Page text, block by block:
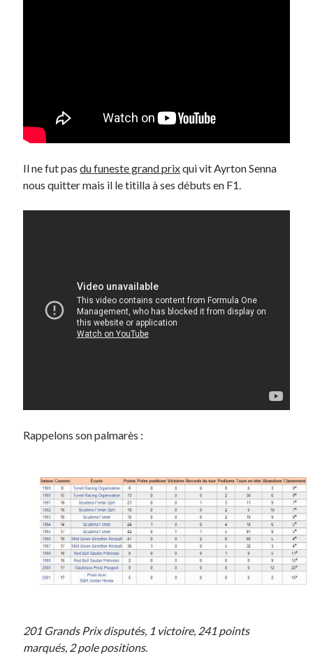
Il ne fut pasdu funeste grand prixqui vit Ayrton Senna
nous quitter mais il le titilla à ses débuts en F1.
Rappelons son palmarès :
201 Grands Prix disputés, 1 victoire, 241 points
marqués, 2 pole positions.